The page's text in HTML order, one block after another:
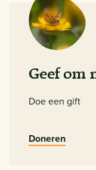
Geef om
Doe een gift
Doneren